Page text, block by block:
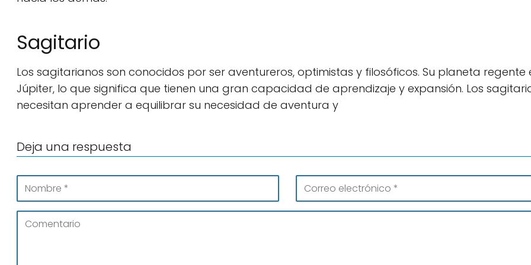
Sagitario
Los sagitarianos son conocidos por ser aventureros, optimistas y filosóficos. Su planeta regente
Júpiter, lo que significa que tienen una gran capacidad de aprendizaje y expansión. Los
necesitan aprender a equilibrar su necesidad de aventura y
Deja una respuesta